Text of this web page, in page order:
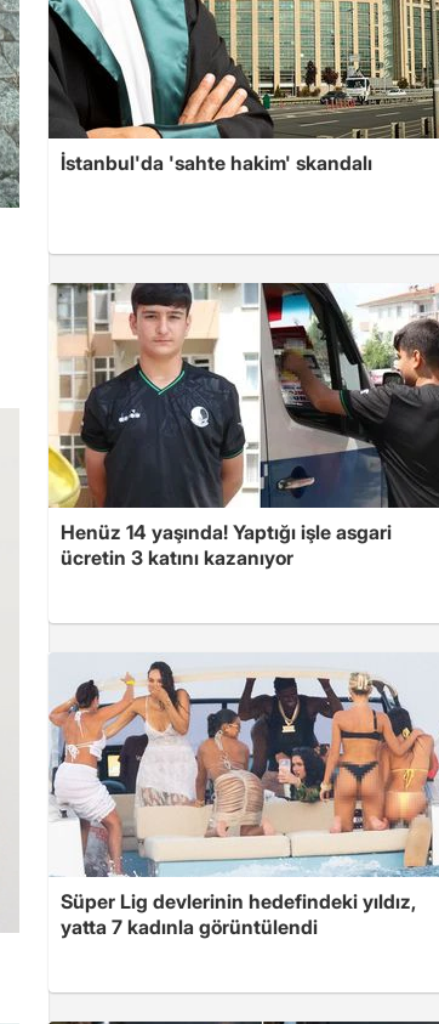
İstanbul'da 'sahte hakim' skandalı
Henüz 14 yaşında! Yaptığı işle asgari
ücretin 3 katını kazanıyor
Süper Lig devlerinin hedefindeki yıldız,
yatta 7 kadınla görüntülendi